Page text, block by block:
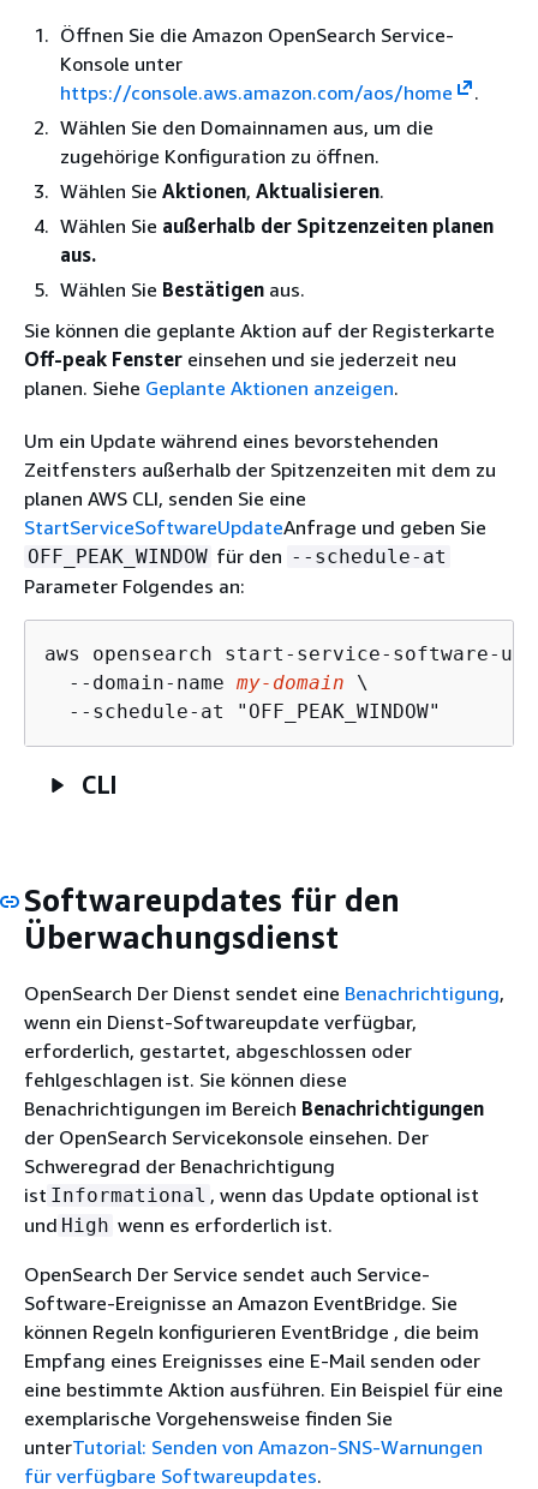
Öffnen Sie die Amazon OpenSearch Service-
Konsole unter
https://console.aws.amazon.com/aos/home
.
Wählen Sie den Domainnamen aus, um die
zugehörige Konfiguration zu öffnen.
Wählen Sie Aktionen, Aktualisieren.
Wählen Sie außerhalb der Spitzenzeiten planen
aus.
Wählen Sie Bestätigen aus.
Sie können die geplante Aktion auf der Registerkarte
Off-peak Fenster einsehen und sie jederzeit neu
planen. Siehe Geplante Aktionen anzeigen.
Um ein Update während eines bevorstehenden
Zeitfensters außerhalb der Spitzenzeiten mit dem zu
planen AWS CLI, senden Sie eine
StartServiceSoftwareUpdateAnfrage und geben Sie
OFF_PEAK_WINDOW für den --schedule-at
Parameter Folgendes an:
aws opensearch start-service-software-
  --domain-name
my-domain \
  --schedule-at "OFF_PEAK_WINDOW"
CLI
Softwareupdates für den
Überwachungsdienst
OpenSearch Der Dienst sendet eine Benachrichtigung,
wenn ein Dienst-Softwareupdate verfügbar,
erforderlich, gestartet, abgeschlossen oder
fehlgeschlagen ist. Sie können diese
Benachrichtigungen im Bereich Benachrichtigungen
der OpenSearch Servicekonsole einsehen. Der
Schweregrad der Benachrichtigung
ist Informational , wenn das Update optional ist
und High wenn es erforderlich ist.
OpenSearch Der Service sendet auch Service-
Software-Ereignisse an Amazon EventBridge. Sie
können Regeln konfigurieren EventBridge , die beim
Empfang eines Ereignisses eine E-Mail senden oder
eine bestimmte Aktion ausführen. Ein Beispiel für eine
exemplarische Vorgehensweise finden Sie
unterTutorial: Senden von Amazon-SNS-Warnungen
für verfügbare Softwareupdates.